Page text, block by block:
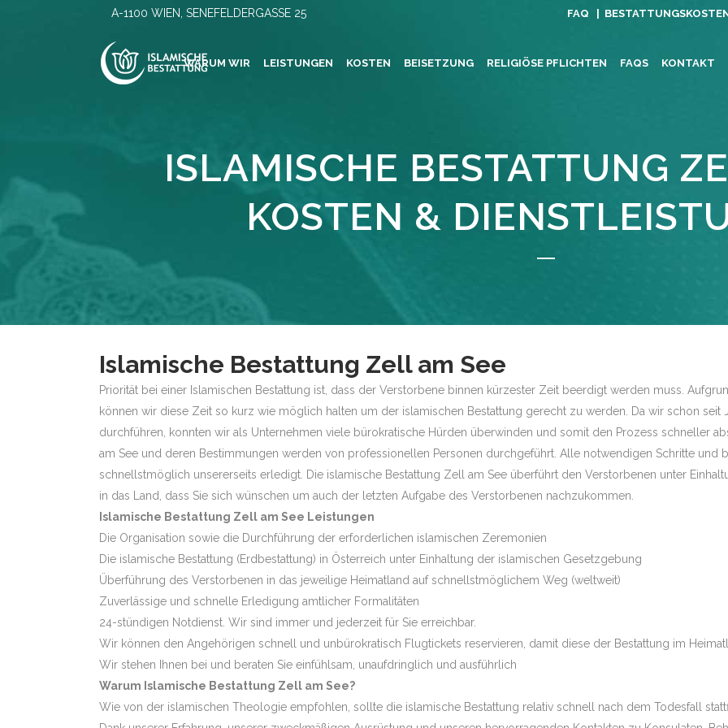
A-1100 WIEN, SENEFELDERGASSE 25 FAQ |
WARUM WIR LEISTUNGEN KOSTEN BEISETZUNG RELIGIÖSE PFLICHTEN FAQS KONTAKT
ISLAMISCHE BESTATTUNG
KOSTEN &
Islamische Bestattung Zell am See
Priorität bei einer Islamischen Bestattung ist, dass der Verstorbene binnen kürzester Zeit beerdigt werden muss.
können wir diese Zeit so kurz wie möglich halten um der islamischen Bestattung gerecht zu werden. Da wir schon seit
durchführen, konnten wir als Unternehmen viele bürokratische Hürden überwinden und somit den Prozess schneller
am See und deren Bestimmungen werden von professionellen Personen durchgeführt. Alle notwendigen Schritte
schnellstmöglich unsererseits erledigt. Die islamische Bestattung Zell am See überführt den Verstorbenen unter
in das Land, dass Sie sich wünschen um auch der letzten Aufgabe des Verstorbenen nachzukommen.
Islamische Bestattung Zell am See Leistungen
Die Organisation sowie die Durchführung der erforderlichen islamischen Zeremonien
Die islamische Bestattung (Erdbestattung) in Österreich unter Einhaltung der islamischen Gesetzgebung
Überführung des Verstorbenen in das jeweilige Heimatland auf schnellstmöglichem Weg (weltweit)
Zuverlässige und schnelle Erledigung amtlicher Formalitäten
24-stündigen Notdienst. Wir sind immer und jederzeit für Sie erreichbar.
Wir können den Angehörigen schnell und unbürokratisch Flugtickets reservieren, damit diese der Bestattung im
Wir stehen Ihnen bei und beraten Sie einfühlsam, unaufdringlich und ausführlich
Warum Islamische Bestattung Zell am See?
Wie von der islamischen Theologie empfohlen, sollte die islamische Bestattung relativ schnell nach dem Todesfall